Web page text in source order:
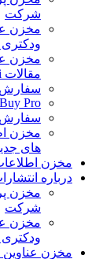
شرکت
مخزن
ودکتری
مخزن
مقالات isi و گرفتن اکسپت
سفارش
Buy Pro
سفارش
مخزن
های
مخزن
درباره
مخزن
شرکت
مخزن
ودکتری